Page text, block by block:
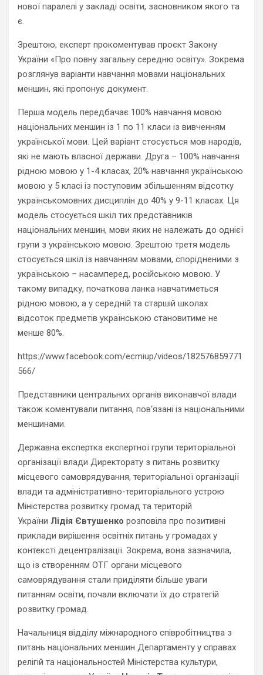
нової паралелі у закладі освіти, засновником якого та
є.
Зрештою, експерт прокоментував проєкт Закону
України «Про повну загальну середню освіту». Зокрема
розглянув варіанти навчання мовами національних
меншин, які пропонує документ.
Перша модель передбачає 100% навчання мовою
національних меншин із 1 по 11 класи із вивченням
української мови. Цей варіант стосується мов народів,
які не мають власної держави. Друга – 100% навчання
рідною мовою у 1-4 класах, 20% навчання українською
мовою у 5 класі із поступовим збільшенням відсотку
українськомовних дисциплін до 40% у 9-11 класах. Ця
модель стосується шкіл тих представників
національних меншин, мови яких не належать до однієї
групи з українською мовою. Зрештою третя модель
стосується шкіл із навчанням мовами, спорідненими з
українською – насамперед, російською мовою. У
такому випадку, початкова ланка навчатиметься
рідною мовою, а у середній та старшій школах
відсоток предметів українською становитиме не
менше 80%.
https://www.facebook.com/ecmiup/videos/182576859771
566/
Представники центральних органів виконавчої влади
також коментували питання, пов‘язані із національними
меншинами.
Державна експертка експертної групи територіальної
організації влади Директорату з питань розвитку
місцевого самоврядування, територіальної організації
влади та адміністративно-територіального устрою
Міністерства розвитку громад та територій
України Лідія Євтушенко розповіла про позитивні
приклади вирішення освітніх питань у громадах у
контексті децентралізації. Зокрема, вона зазначила,
що із створенням ОТГ органи місцевого
самоврядування стали приділяти більше уваги
питанням освіти, почали включати їх до стратегій
розвитку громад.
Начальниця відділу міжнародного співробітництва з
питань національних меншин Департаменту у справах
релігій та національностей Міністерства культури,